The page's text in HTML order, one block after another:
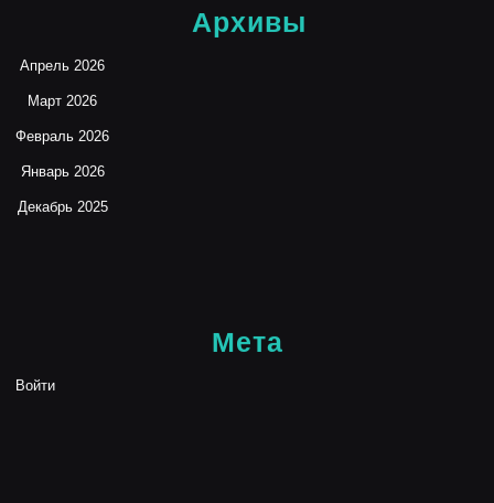
Архивы
Апрель 2026
Март 2026
Февраль 2026
Январь 2026
Декабрь 2025
Мета
Войти